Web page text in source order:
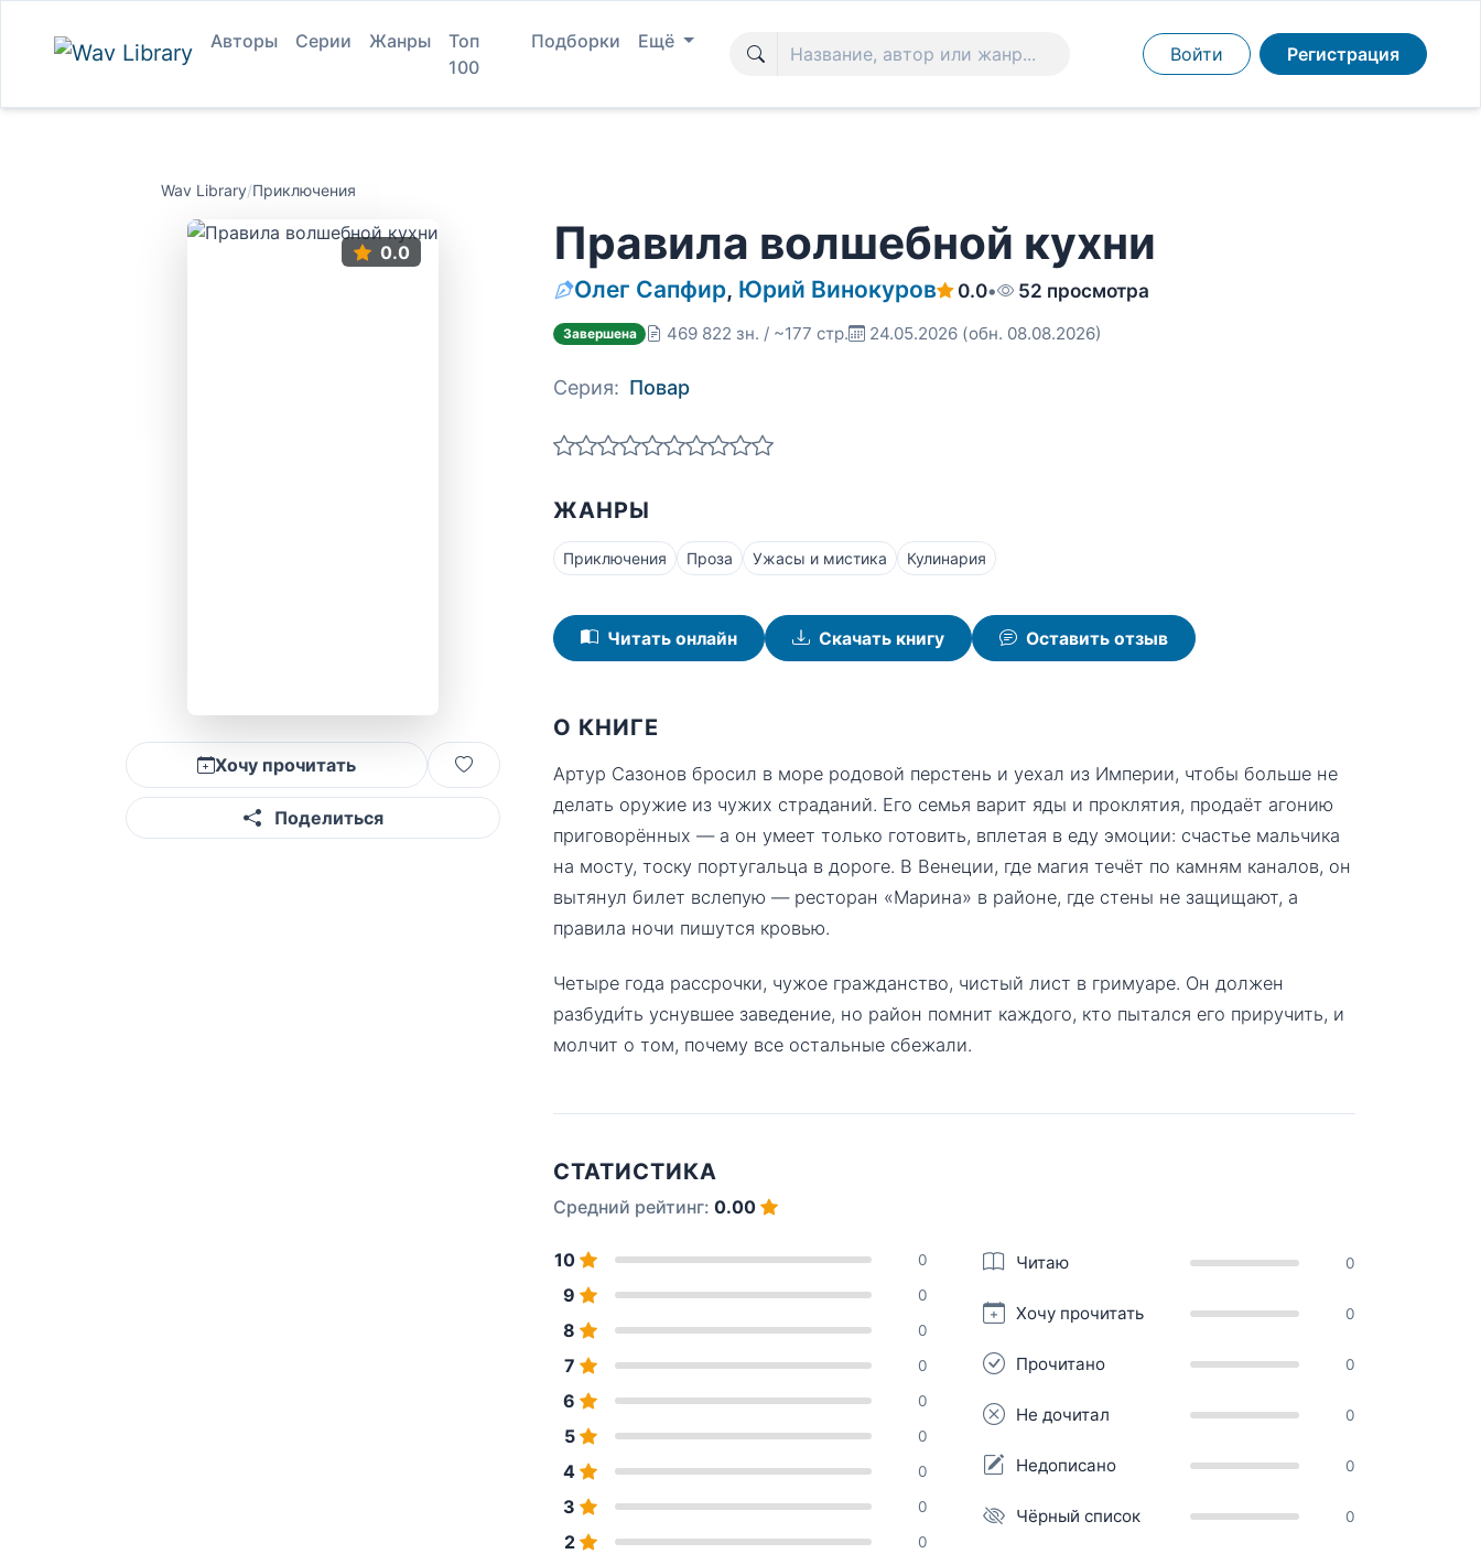
Авторы Серии Жанры
Топ
100
Подборки Ещё
Войти Регистрация
Wav Library/Приключения
0.0
Хочу прочитать
Поделиться
Правила волшебной кухни
Олег Сапфир, Юрий Винокуров 0.0• 52 просмотра
Завершена 469 822 зн. / ~177 стр. 24.05.2026 (обн. 08.08.2026)
Серия: Повар
ЖАНРЫ
Приключения Проза Ужасы и мистика Кулинария
Читать онлайн Скачать книгу Оставить отзыв
О КНИГЕ
Артур Сазонов бросил в море родовой перстень и уехал из Империи, чтобы больше не
делать оружие из чужих страданий. Его семья варит яды и проклятия, продаёт агонию
приговорённых — а он умеет только готовить, вплетая в еду эмоции: счастье мальчика
на мосту, тоску португальца в дороге. В Венеции, где магия течёт по камням каналов, он
вытянул билет вслепую — ресторан «Марина» в районе, где стены не защищают, а
правила ночи пишутся кровью.
Четыре года рассрочки, чужое гражданство, чистый лист в гримуаре. Он должен
разбуди́ть уснувшее заведение, но район помнит каждого, кто пытался его приручить, и
молчит о том, почему все остальные сбежали.
СТАТИСТИКА
Средний рейтинг: 0.00
10 0
9 0
8 0
7 0
6 0
5 0
4 0
3 0
2 0
Читаю 0
Хочу прочитать 0
Прочитано 0
Не дочитал 0
Недописано 0
Чёрный список 0